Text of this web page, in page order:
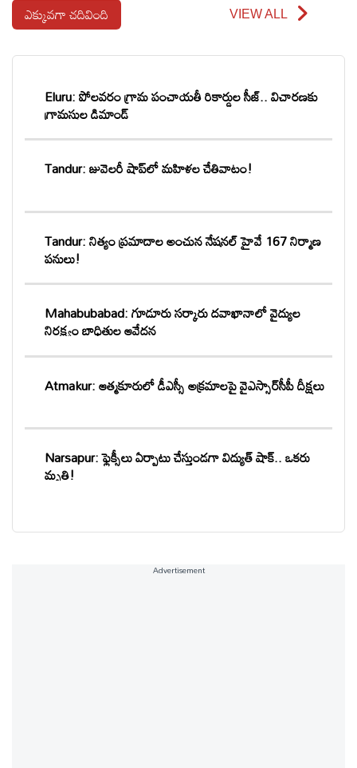
ఎక్కువగా చదివింది VIEW ALL
Eluru: పోలవరం గ్రామ పంచాయతీ రికార్డుల సీజ్.. విచారణకు
గ్రామస్తుల డిమాండ్
Tandur: జువెలరీ షాప్‌లో మహిళల చేతివాటం!
Tandur: నిత్యం ప్రమాదాల అంచున నేషనల్ హైవే 167 నిర్మాణ
పనులు!
Mahabubabad: గూడూరు సర్కారు దవాఖానాలో వైద్యుల
నిర్లక్ష్యం బాధితుల ఆవేదన
Atmakur: ఆత్మకూరులో డీఎస్సీ అక్రమాలపై వైఎస్సార్‌సీపీ దీక్షలు
Narsapur: ఫ్లెక్సీలు ఏర్పాటు చేస్తుండగా విద్యుత్ షాక్.. ఒకరు
మృతి!
Advertisement